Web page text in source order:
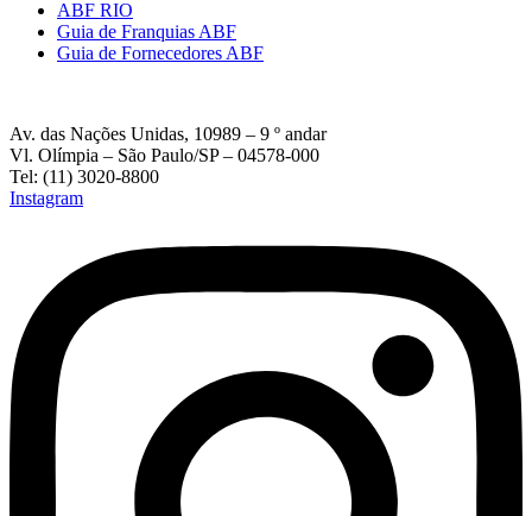
ABF RIO
Guia de Franquias ABF
Guia de Fornecedores ABF
Av. das Nações Unidas, 10989 – 9 º andar
Vl. Olímpia – São Paulo/SP – 04578-000
Tel: (11) 3020-8800
Instagram